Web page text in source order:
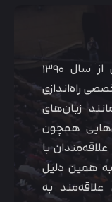
موسسه‌ی آموزشی همیار آکادمی از سال ۱۳۹۰
راه‌اندازی
زبان‌های
همچون
با
همین دلیل
علاقه‌مند به